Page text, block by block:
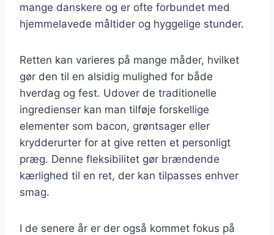
mange danskere og er ofte forbundet med
hjemmelavede måltider og hyggelige stunder.
Retten kan varieres på mange måder, hvilket
gør den til en alsidig mulighed for både
hverdag og fest. Udover de traditionelle
ingredienser kan man tilføje forskellige
elementer som bacon, grøntsager eller
krydderurter for at give retten et personligt
præg. Denne fleksibilitet gør brændende
kærlighed til en ret, der kan tilpasses enhver
smag.
I de senere år er der også kommet fokus på